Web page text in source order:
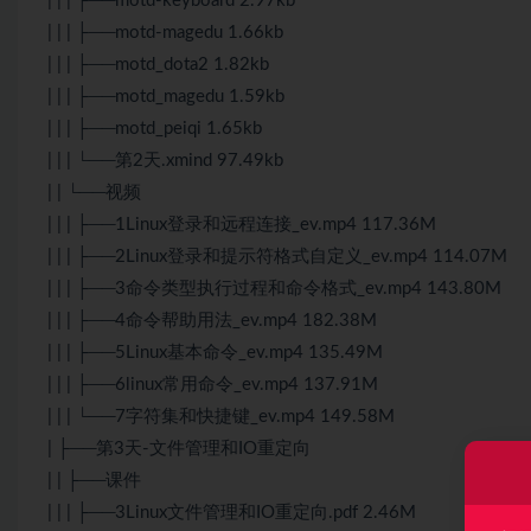
| | | ├──motd-magedu 1.66kb
| | | ├──motd_dota2 1.82kb
| | | ├──motd_magedu 1.59kb
| | | ├──motd_peiqi 1.65kb
| | | └──第2天.xmind 97.49kb
| | └──视频
| | | ├──1Linux登录和远程连接_ev.mp4 117.36M
| | | ├──2Linux登录和提示符格式自定义_ev.mp4 114.07M
| | | ├──3命令类型执行过程和命令格式_ev.mp4 143.80M
| | | ├──4命令帮助用法_ev.mp4 182.38M
| | | ├──5Linux基本命令_ev.mp4 135.49M
| | | ├──6linux常用命令_ev.mp4 137.91M
| | | └──7字符集和快捷键_ev.mp4 149.58M
| ├──第3天-文件管理和IO重定向
| | ├──课件
| | | ├──3Linux文件管理和IO重定向.pdf 2.46M